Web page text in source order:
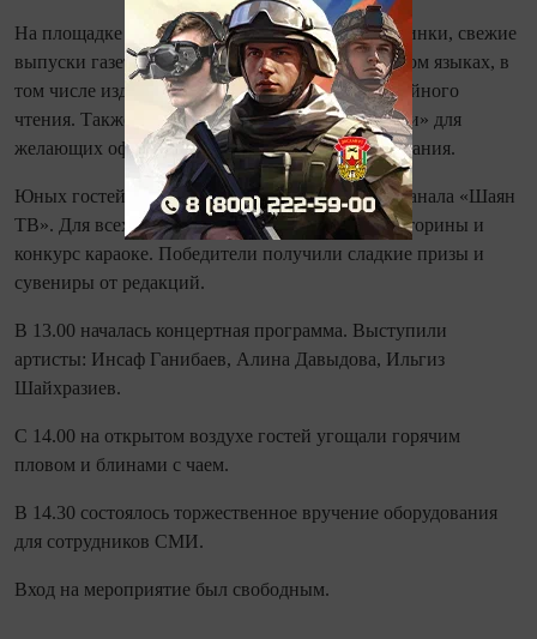
На площадке были представлены книжные новинки, свежие
выпуски газет и журналов на русском и татарском языках, в
том числе издания для детей, подростков и семейного
чтения. Также работала точка АО «Почта России» для
желающих оформить подписки на печатные издания.
Юных гостей развлекали ростовые куклы телеканала «Шаян
ТВ». Для всех желающих провели лотереи, викторины и
конкурс караоке. Победители получили сладкие призы и
сувениры от редакций.
В 13.00 началась концертная программа. Выступили
артисты: Инсаф Ганибаев, Алина Давыдова, Ильгиз
Шайхразиев.
С 14.00 на открытом воздухе гостей угощали горячим
пловом и блинами с чаем.
В 14.30 состоялось торжественное вручение оборудования
для сотрудников СМИ.
Вход на мероприятие был свободным.